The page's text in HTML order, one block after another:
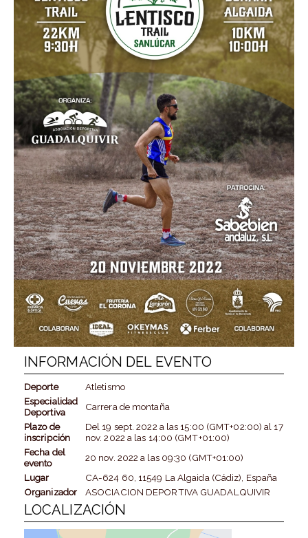
INFORMACIÓN DEL EVENTO
Deporte
Atletismo
Especialidad
Deportiva
Carrera de montaña
Plazo de
inscripción
Del19 sept. 2022a las15:00 (GMT+02:00) al17
nov. 2022a las 14:00 (GMT+01:00)
Fecha del
evento
20 nov. 2022a las 09:30 (GMT+01:00)
Lugar
CA-624 60, 11549 La Algaida (Cádiz), España
Organizador
ASOCIACION DEPORTIVA GUADALQUIVIR
LOCALIZACIÓN